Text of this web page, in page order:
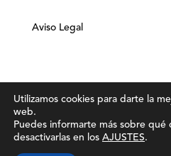
Aviso Legal
Utilizamos cookies para darte la
web.
Puedes informarte más sobre qué
desactivarlas en los AJUSTES.